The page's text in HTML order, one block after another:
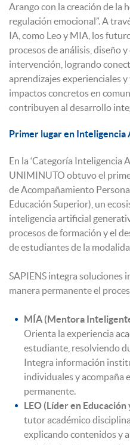
Arango con la creación de la
regulación emocional”. A
IA, como Leo y MIA, los
procesos de análisis, diseño
intervención, logrando
aprendizajes experienciales
impactos concretos en
contribuyen al desarrollo
Primer lugar en Inteligencia
En la ‘Categoría Inteligencia
UNIMINUTO obtuvo el
de Acompañamiento
Educación Superior), un
inteligencia artificial
procesos de formación y el
de estudiantes de la
SAPIENS integra soluciones
manera permanente el
MÍA (Mentora
Orienta la experiencia
estudiante, resolviendo
Integra información
individuales y acompaña
permanente.
LEO (Líder en
tutor académico
explicando contenidos y